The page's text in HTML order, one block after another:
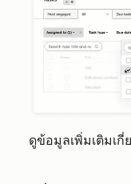
ดูข้อมูลเพิ่มเติมเกี่